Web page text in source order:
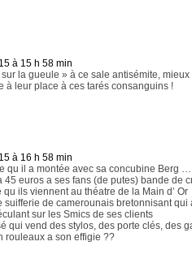
à 15 h 58 min
la gueule » à ce sale antisémite, mieux
à leur place à ces tarés consanguins !
à 16 h 58 min
qu il a montée avec sa concubine Berg …
45 euros a ses fans (de putes) bande de
ils viennent au théatre de la Main d’ Or
suifferie de camerounais bretonnisant
sur les Smics de ses clients
qui vend des stylos, des porte clés, des
rouleaux a son effigie ??